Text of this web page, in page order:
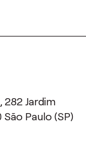
282 Jardim
Paulo (SP)